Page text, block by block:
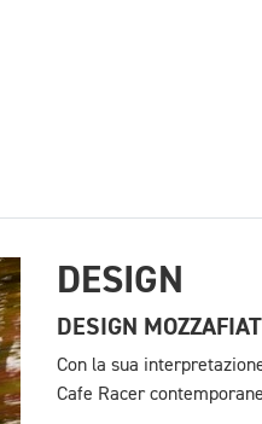
DESIGN
DESIGN
Con la sua
Cafe Racer